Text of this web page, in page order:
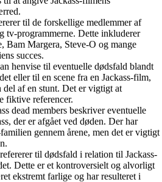
til de forskellige medlemmer af
tv-programmerne. Dette inkluderer
Bam Margera, Steve-O og mange
succes.
henvise til eventuelle dødsfald blandt
eller til en scene fra en Jackass-film,
del af en stunt. Det er vigtigt at
fiktive referencer.
dead members beskriver eventuelle
der er afgået ved døden. Der har
gennem årene, men det er vigtigt
til dødsfald i relation til Jackass-
Dette er et kontroversielt og alvorligt
ekstremt farlige og har resulteret i